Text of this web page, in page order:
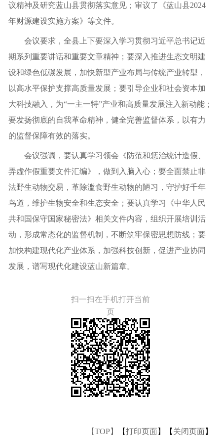
议精神及研究蓝山县贯彻落实意见；审议了《蓝山县2024
年财源建设实施方案》等文件。
会议要求，全县上下要深入学习贯彻习近平总书记近
期系列重要讲话和重要文章精神；要深入推进生态文明建
设和绿色低碳发展，加快新型产业布局与传统产业转型，
以高水平保护支撑高质量发展；要引导企业和社会资本加
大科技融入，为“一主一特”产业和高质量发展注入新动能；
要发扬彻底的自我革命精神，健全完善监督体系，以有力
的监督保障有效的落实。
会议强调，要认真学习领会《防范和惩治统计造假、
弄虚作假重要文件汇编》，做到入脑入心；要全面禁止非
法野生动物交易，革除滥食野生动物的陋习，守护好千年
鸟道，维护生物安全和生态安全；要认真学习《中华人民
共和国保守国家秘密法》相关文件内容，组织开展培训活
动，形成常态化的监督机制，不断筑牢保密思想防线；要
加快构建现代化产业体系，加强科技创新，促进产业协同
发展，谱写现代化建设蓝山新篇章。
扫一扫在手机打开当前
页
【TOP】 【打印页面】【 关闭页面】